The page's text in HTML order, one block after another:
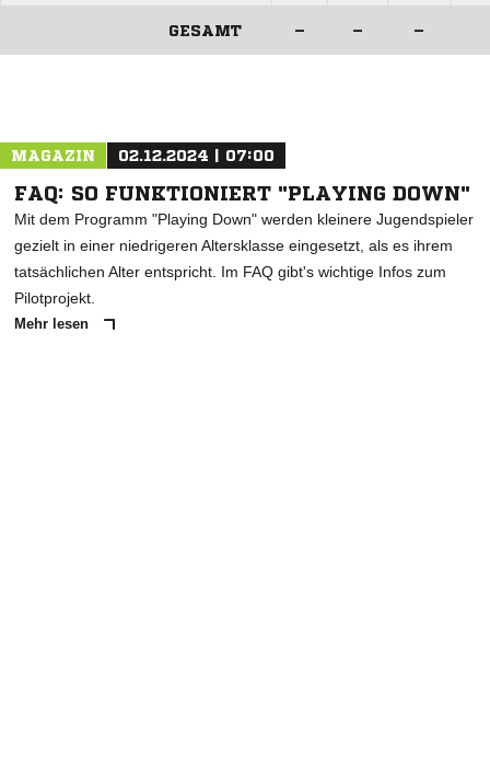
GESAMT – – –
MAGAZIN 02.12.2024 | 07:00
FAQ: SO FUNKTIONIERT "PLAYING DOWN"
Mit dem Programm "Playing Down" werden kleinere Jugendspieler
gezielt in einer niedrigeren Altersklasse eingesetzt, als es ihrem
tatsächlichen Alter entspricht. Im FAQ gibt's wichtige Infos zum
Pilotprojekt.
Mehr lesen